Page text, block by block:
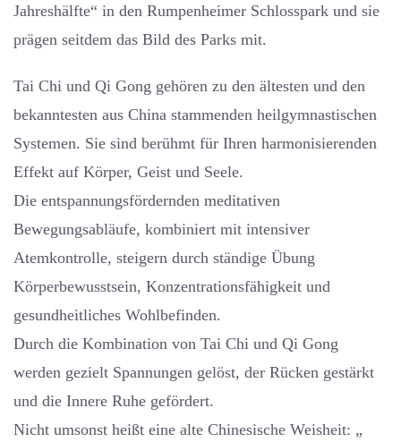
Jahreshälfte“ in den Rumpenheimer Schlosspark und sie
prägen seitdem das Bild des Parks mit.
Tai Chi und Qi Gong gehören zu den ältesten und den
bekanntesten aus China stammenden heilgymnastischen
Systemen. Sie sind berühmt für Ihren harmonisierenden
Effekt auf Körper, Geist und Seele.
Die entspannungsfördernden meditativen
Bewegungsabläufe, kombiniert mit intensiver
Atemkontrolle, steigern durch ständige Übung
Körperbewusstsein, Konzentrationsfähigkeit und
gesundheitliches Wohlbefinden.
Durch die Kombination von Tai Chi und Qi Gong
werden gezielt Spannungen gelöst, der Rücken gestärkt
und die Innere Ruhe gefördert.
Nicht umsonst heißt eine alte Chinesische Weisheit: „